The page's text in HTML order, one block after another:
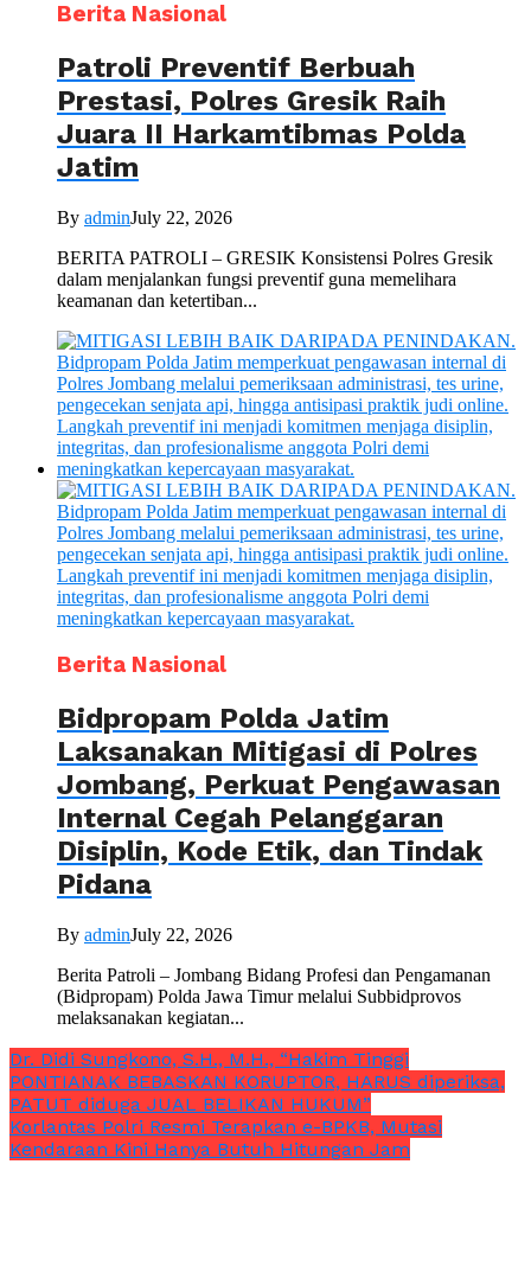
Berita Nasional
Patroli Preventif Berbuah
Prestasi, Polres Gresik Raih
Juara II Harkamtibmas Polda
Jatim
By adminJuly 22, 2026
BERITA PATROLI – GRESIK Konsistensi Polres Gresik
dalam menjalankan fungsi preventif guna memelihara
keamanan dan ketertiban...
Berita Nasional
Bidpropam Polda Jatim
Laksanakan Mitigasi di Polres
Jombang, Perkuat Pengawasan
Internal Cegah Pelanggaran
Disiplin, Kode Etik, dan Tindak
Pidana
By adminJuly 22, 2026
Berita Patroli – Jombang Bidang Profesi dan Pengamanan
(Bidpropam) Polda Jawa Timur melalui Subbidprovos
melaksanakan kegiatan...
Dr. Didi Sungkono, S.H., M.H., “Hakim Tinggi
PONTIANAK BEBASKAN KORUPTOR, HARUS diperiksa,
PATUT diduga JUAL BELIKAN HUKUM”
Korlantas Polri Resmi Terapkan e-BPKB, Mutasi
Kendaraan Kini Hanya Butuh Hitungan Jam